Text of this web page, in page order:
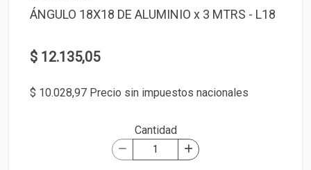
ÁNGULO 18X18 DE ALUMINIO x 3 MTRS - L18
$ 12.135,05
$ 10.028,97 Precio sin impuestos nacionales
Cantidad